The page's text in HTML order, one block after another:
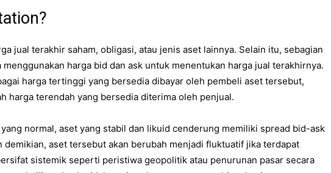
jual terakhir saham, obligasi, atau jenis aset lainnya. Selain itu, sebagian
harga bid dan ask untuk menentukan harga jual terakhirnya.
harga tertinggi yang bersedia dibayar oleh pembeli aset tersebut,
harga terendah yang bersedia diterima oleh penjual.
normal, aset yang stabil dan likuid cenderung memiliki spread bid-ask
demikian, aset tersebut akan berubah menjadi fluktuatif jika terdapat
sistemik seperti peristiwa geopolitik atau penurunan pasar secara